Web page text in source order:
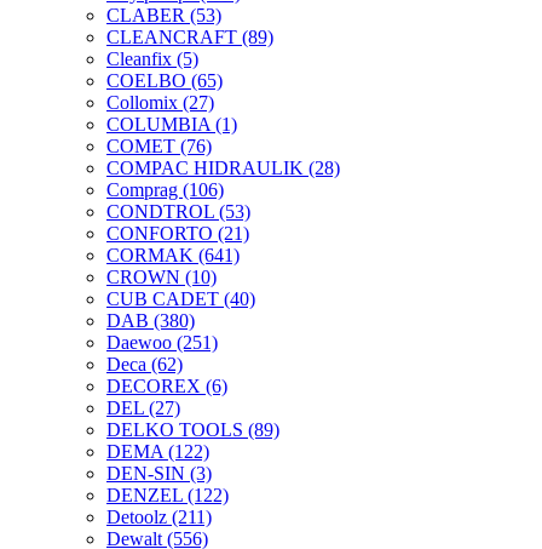
CLABER (53)
CLEANCRAFT (89)
Cleanfix (5)
COELBO (65)
Collomix (27)
COLUMBIA (1)
COMET (76)
COMPAC HIDRAULIK (28)
Comprag (106)
CONDTROL (53)
CONFORTO (21)
CORMAK (641)
CROWN (10)
CUB CADET (40)
DAB (380)
Daewoo (251)
Deca (62)
DECOREX (6)
DEL (27)
DELKO TOOLS (89)
DEMA (122)
DEN-SIN (3)
DENZEL (122)
Detoolz (211)
Dewalt (556)